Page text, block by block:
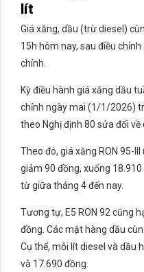
lít
Giá xăng, dầu (trừ diesel)
15h hôm nay, sau điều
chính.
Kỳ điều hành giá xăng dầu
chỉnh ngày mai (1/1/2026)
theo Nghị định 80 sửa đổi
Theo đó, giá xăng RON 95-
giảm 90 đồng, xuống
từ giữa tháng 4 đến nay.
Tương tự, E5 RON 92 cũng
đồng. Các mặt hàng dầu
Cụ thể, mỗi lít diesel và dầu
và 17.690 đồng.